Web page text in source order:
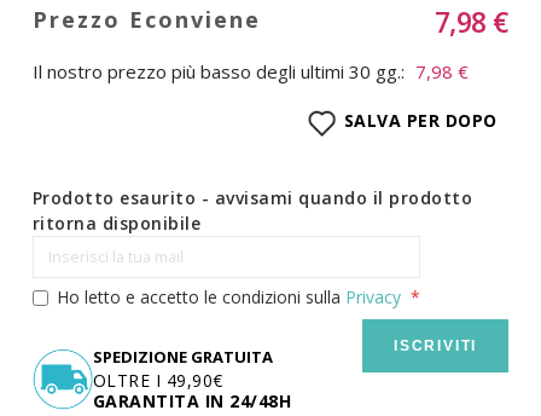
7,98 €
Il nostro prezzo più basso degli ultimi 30 gg.: 7,98 €
SALVA PER DOPO
Prodotto esaurito - avvisami quando il prodotto
ritorna disponibile
Ho letto e accetto le condizioni sulla Privacy
ISCRIVITI
SPEDIZIONE GRATUITA
OLTRE I 49,90€
GARANTITA IN 24/48H